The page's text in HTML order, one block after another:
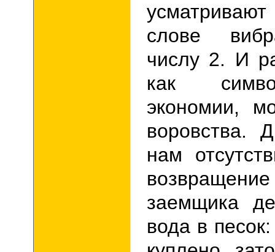
слове
числу 2. И
как
экономии,
воровства.
нам
заемщика
вода в